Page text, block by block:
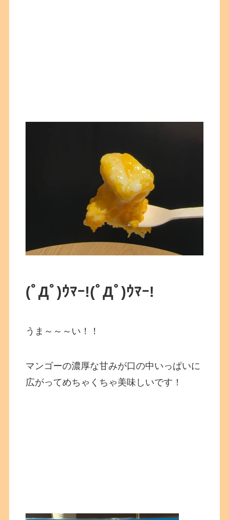
(ﾟДﾟ)ｳﾏｰ!(ﾟДﾟ)ｳﾏｰ!
うま～～～い！！
マンゴーの濃厚な甘みが口の中いっぱいに
広がってめちゃくちゃ美味しいです！